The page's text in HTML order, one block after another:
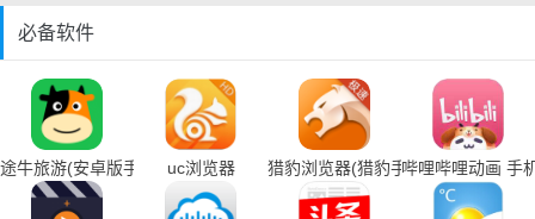
必备软件
途牛旅游(安卓版手机下载)uc浏览器 猎豹浏览器(猎豹手机浏览器下载)
哔哩哔哩动画 手